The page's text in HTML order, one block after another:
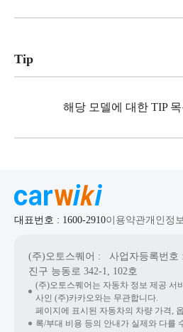
Tip
해당 모델에 대한 TIP
대표번호 : 1600-2910이용약관개인정
(주)오토스퀘어 : 사업자등록번호 :
진구 능동로 342-1, 102호
(주)오토스퀘어는 자동차 정보 제공 서
사인 (주)카카오와는 무관합니다.
페이지에 표시된 자동차의 차량 가격,
록/부대 비용 등의 안내가 실제와 다를